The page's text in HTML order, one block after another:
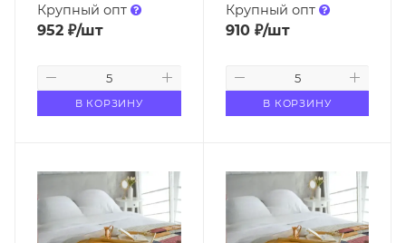
Крупный опт
952 ₽/шт
В КОРЗИНУ
Крупный опт
910₽/шт
В КОРЗИНУ